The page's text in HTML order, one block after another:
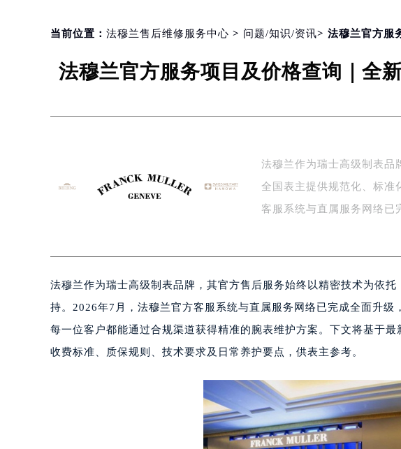
天津市和平区赤峰道136号天津国际金融中心写字楼26
上海市黄浦区南京东路299号宏伊国际广场写字楼8层
常州市新北区龙锦路1590号现代传媒中心写字楼5号楼
盐城市盐都区世纪大道5号盐城金融城写字楼1号楼16
泰州市海陵区永定东路399号置地商务中心东塔写字
宁波市江北区大闸南路500号来福士广场办公楼20层
嘉兴市南湖区广益路705号嘉兴世界贸易中心写字楼A
南昌市红谷滩新区红谷中大道998号绿地双子塔（中
济南市历下区经十路11111号华润中心写字楼（万象
广州市天河区天河路230号万菱汇国际中心写字楼A塔7
深圳市罗湖区深南东路5001号华润大厦写字楼17层
惠州市惠城区江北文昌一路7号华贸大厦写字楼1座30
厦门市思明区湖滨东路95号华润大厦写字楼B座11层
当前位置： 法穆兰售后维修服务中心 > 问题/知识/资讯> 法穆兰官方服
法穆兰官方服务项目及价格查询｜全
法穆兰作为瑞士高级制表品
全国表主提供规范化、标准
客服系统与直属服务网络已
法穆兰作为瑞士高级制表品牌，其官方售后服务始终以精密技术为依
持。2026年7月，法穆兰官方客服系统与直属服务网络已完成全面升
每一位客户都能通过合规渠道获得精准的腕表维护方案。下文将基于
收费标准、质保规则、技术要求及日常养护要点，供表主参考。